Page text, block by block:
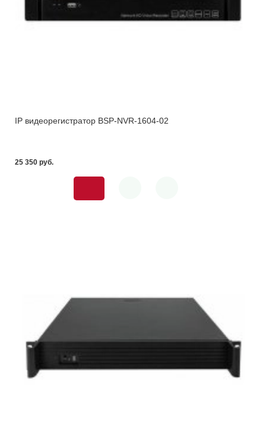
IP видеорегистратор BSP-NVR-1604-02
25 350 pуб.